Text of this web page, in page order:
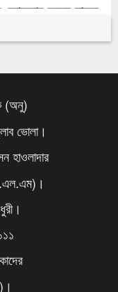
হচ্ছেন তারেক
সম্পদ
জানাতে আজও মানুষের ঢল
ফেরত পাঠান,
(অনু)
ভোলা।
হাওলাদার